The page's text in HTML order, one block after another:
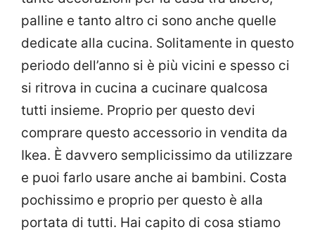
palline e tanto altro ci sono anche quelle
dedicate alla cucina. Solitamente in questo
periodo dell’anno si è più vicini e spesso ci
si ritrova in cucina a cucinare qualcosa
tutti insieme. Proprio per questo devi
comprare questo accessorio in vendita da
Ikea. È davvero semplicissimo da utilizzare
e puoi farlo usare anche ai bambini. Costa
pochissimo e proprio per questo è alla
portata di tutti. Hai capito di cosa stiamo